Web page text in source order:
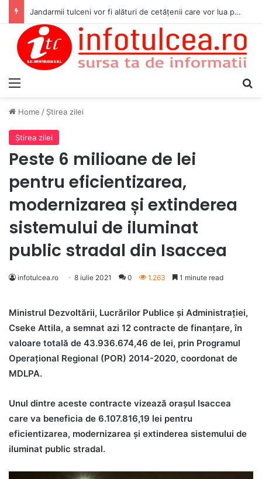
Jandarmii tulceni vor fi alături de cetățenii care vor lua parte la Festivalul Folk Țestos
Home / Ştirea zilei
Ştirea zilei
Peste 6 milioane de lei
pentru eficientizarea,
modernizarea și extinderea
sistemului de iluminat
public stradal din Isaccea
infotulcea.ro 8 iulie 2021 0 1.263 1 minute read
Ministrul Dezvoltării, Lucrărilor Publice și Administrației,
Cseke Attila, a semnat azi 12 contracte de finanțare, în
valoare totală de 43.936.674,46 de lei, prin Programul
Operațional Regional (POR) 2014-2020, coordonat de
MDLPA.
Unul dintre aceste contracte vizează orașul Isaccea
care va beneficia de 6.107.816,19 lei pentru
eficientizarea, modernizarea și extinderea sistemului de
iluminat public stradal.